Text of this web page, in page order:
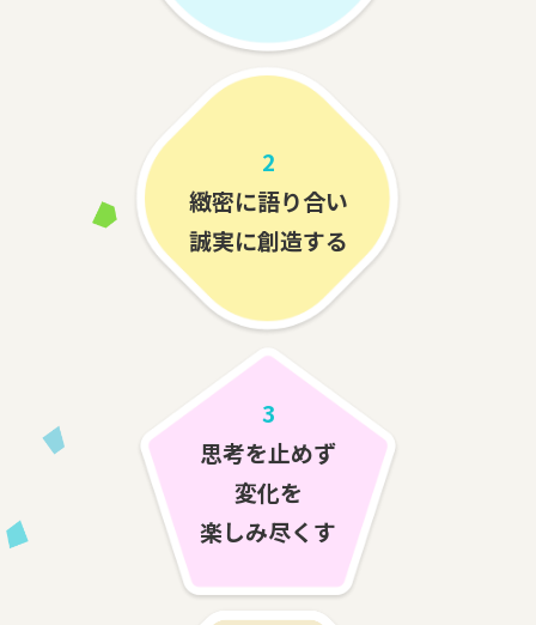
2
緻密に語り合い
誠実に創造する
3
思考を止めず
変化を
楽しみ尽くす